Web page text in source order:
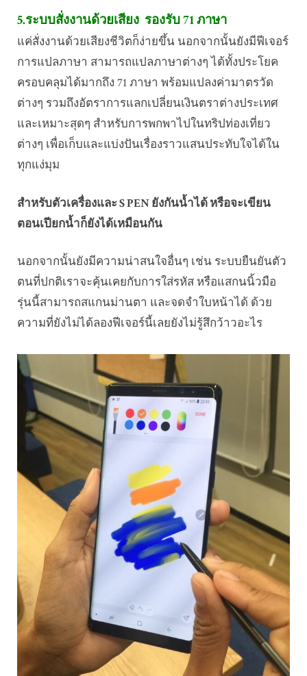
5.ระบบสั่งงานด้วยเสียง รองรับ 71 ภาษา
แค่สั่งงานด้วยเสียงชีวิตก็ง่ายขึ้น นอกจากนั้นยังมีฟีเจอร์
การแปลภาษา สามารถแปลภาษาต่างๆ ได้ทั้งประโยค
ครอบคลุมได้มากถึง 71 ภาษา พร้อมแปลงค่ามาตรวัด
ต่างๆ รวมถึงอัตราการแลกเปลี่ยนเงินตราต่างประเทศ
และเหมาะสุดๆ สำหรับการพกพาไปในทริปท่องเที่ยว
ต่างๆ เพื่อเก็บและแบ่งปันเรื่องราวแสนประทับใจได้ใน
ทุกแง่มุม
สำหรับตัวเครื่องและ S PEN ยังกันน้ำได้ หรือจะเขียน
ตอนเปียกน้ำก็ยังได้เหมือนกัน
นอกจากนั้นยังมีความน่าสนใจอื่นๆ เช่น ระบบยืนยันตัว
ตนที่ปกติเราจะคุ้นเคยกับการใส่รหัส หรือแสกนนิ้วมือ
รุ่นนี้สามารถสแกนม่านตา และจดจำใบหน้าได้ ด้วย
ความที่ยังไม่ได้ลองฟีเจอร์นี้เลยยังไม่รู้สึกว้าวอะไร